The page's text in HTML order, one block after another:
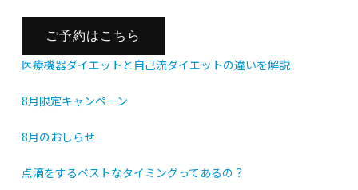
ご予約はこちら
医療機器ダイエットと自己流ダイエットの違いを解説
8月限定キャンペーン
8月のおしらせ
点滴をするベストなタイミングってあるの？